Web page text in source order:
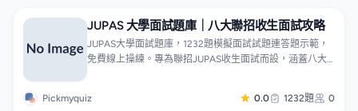
JUPAS 大學面試題庫｜八大聯招收生面試攻略
JUPAS大學面試題庫，1232題模擬面試試題連答題示範，
免費線上操練。專為聯招JUPAS收生面試而設，涵蓋八大
人專長陳述，每題附答題框架與回應要點。題目按院校及
Pickmyquiz 0.0 1232題 0